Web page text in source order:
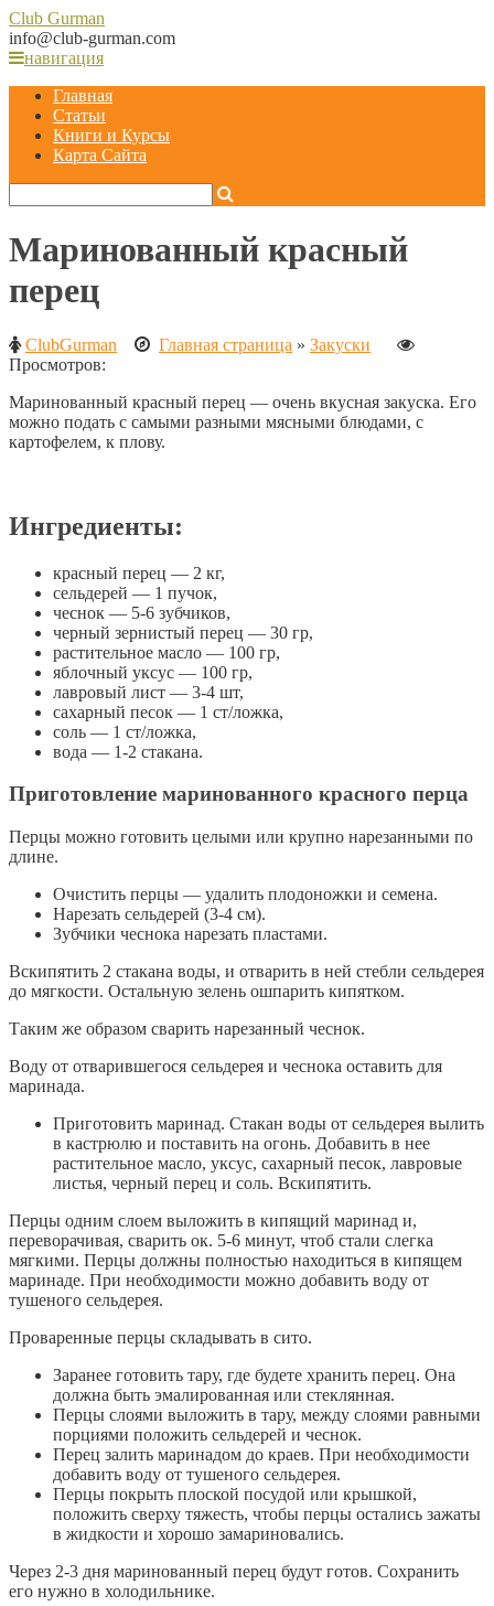
Club Gurman
info@club-gurman.com
навигация
Главная
Статьи
Книги и Курсы
Карта Сайта
Маринованный красный
перец
ClubGurman Главная страница » Закуски
Просмотров:
Маринованный красный перец — очень вкусная закуска. Его
можно подать с самыми разными мясными блюдами, с
картофелем, к плову.
Ингредиенты:
красный перец — 2 кг,
сельдерей — 1 пучок,
чеснок — 5-6 зубчиков,
черный зернистый перец — 30 гр,
растительное масло — 100 гр,
яблочный уксус — 100 гр,
лавровый лист — 3-4 шт,
сахарный песок — 1 ст/ложка,
соль — 1 ст/ложка,
вода — 1-2 стакана.
Приготовление маринованного красного перца
Перцы можно готовить целыми или крупно нарезанными по
длине.
Очистить перцы — удалить плодоножки и семена.
Нарезать сельдерей (3-4 см).
Зубчики чеснока нарезать пластами.
Вскипятить 2 стакана воды, и отварить в ней стебли сельдерея
до мягкости. Остальную зелень ошпарить кипятком.
Таким же образом сварить нарезанный чеснок.
Воду от отварившегося сельдерея и чеснока оставить для
маринада.
Приготовить маринад. Стакан воды от сельдерея вылить
в кастрюлю и поставить на огонь. Добавить в нее
растительное масло, уксус, сахарный песок, лавровые
листья, черный перец и соль. Вскипятить.
Перцы одним слоем выложить в кипящий маринад и,
переворачивая, сварить ок. 5-6 минут, чтоб стали слегка
мягкими. Перцы должны полностью находиться в кипящем
маринаде. При необходимости можно добавить воду от
тушеного сельдерея.
Проваренные перцы складывать в сито.
Заранее готовить тару, где будете хранить перец. Она
должна быть эмалированная или стеклянная.
Перцы слоями выложить в тару, между слоями равными
порциями положить сельдерей и чеснок.
Перец залить маринадом до краев. При необходимости
добавить воду от тушеного сельдерея.
Перцы покрыть плоской посудой или крышкой,
положить сверху тяжесть, чтобы перцы остались зажаты
в жидкости и хорошо замариновались.
Через 2-3 дня маринованный перец будут готов. Сохранить
его нужно в холодильнике.